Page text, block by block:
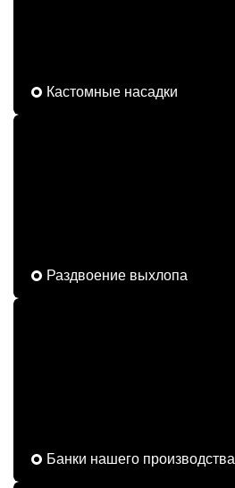
Кастомные насадки
Раздвоение выхлопа
Банки нашего производства